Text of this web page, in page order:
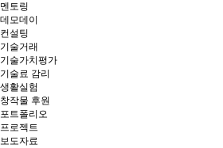
멘토링
데모데이
컨설팅
기술거래
기술가치평가
기술료 감리
생활실험
창작물 후원
포트폴리오
프로젝트
보도자료